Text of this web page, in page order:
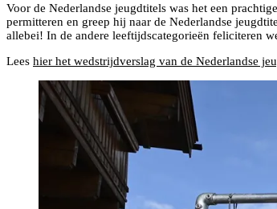
Voor de Nederlandse jeugdtitels was het een
permitteren en greep hij naar de Nederlandse
allebei! In de andere leeftijdscategorieën feliciteren
Lees hier het wedstrijdverslag van de Nederlandse